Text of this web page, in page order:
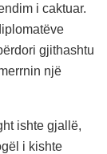
i caktuar.
gjithashtu
një
ishte gjallë,
i kishte